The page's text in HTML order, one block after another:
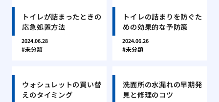
トイレが詰まったときの
応急処置方法
2024.06.28
未分類
トイレの詰まりを防ぐた
めの効果的な予防策
2024.06.26
未分類
ウォシュレットの買い替
えのタイミング
洗面所の水漏れの早期発
見と修理のコツ